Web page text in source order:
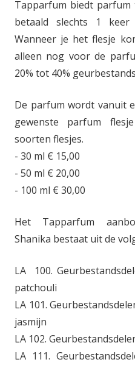
Tapparfum biedt parfum
betaald slechts 1
Wanneer je het flesje
alleen nog voor de
20% tot 40%
De parfum wordt vanuit
gewenste parfum
soorten flesjes.
- 30 ml € 15,00
- 50 ml € 20,00
- 100 ml € 30,00
Het Tapparfum
Shanika bestaat uit de
LA 100.
patchouli
LA 101.
jasmijn
LA 102.
LA 111.